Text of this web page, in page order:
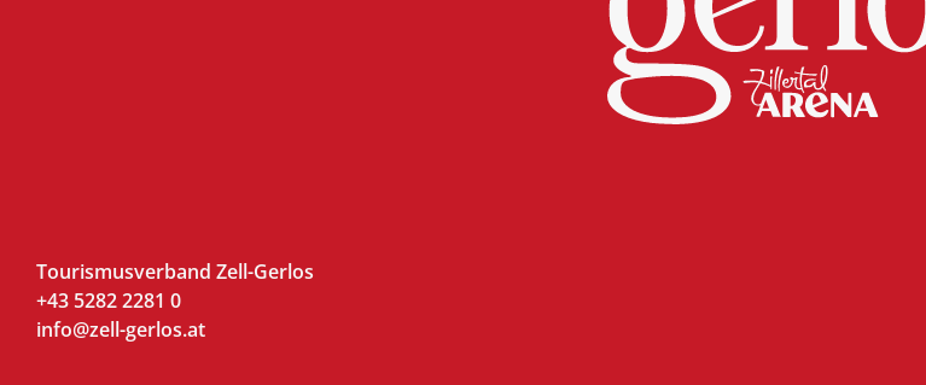
Tourismusverband Zell-Gerlos
+43 5282 2281 0
info@zell-gerlos.at